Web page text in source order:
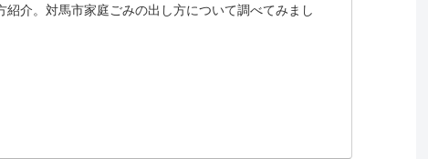
紹介。対馬市家庭ごみの出し方について調べてみまし